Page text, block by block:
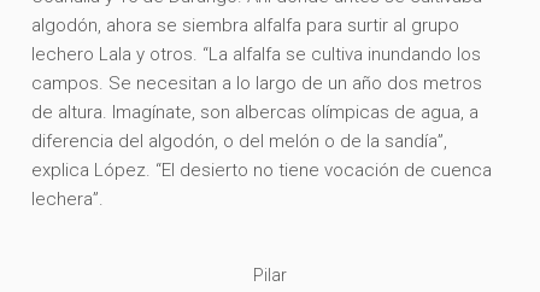
algodón, ahora se siembra alfalfa para surtir al grupo
lechero Lala y otros. “La alfalfa se cultiva inundando los
campos. Se necesitan a lo largo de un año dos metros
de altura. Imagínate, son albercas olímpicas de agua, a
diferencia del algodón, o del melón o de la sandía”,
explica López. “El desierto no tiene vocación de cuenca
lechera”.
Pilar